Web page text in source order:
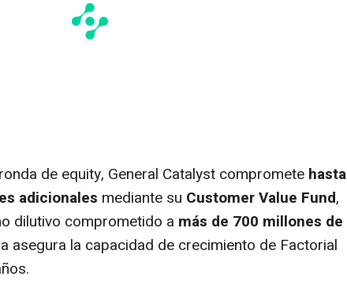
de equity, General Catalyst compromete hasta
adicionales mediante su Customer Value Fund,
dilutivo comprometido a más de 700 millones de
asegura la capacidad de crecimiento de Factorial